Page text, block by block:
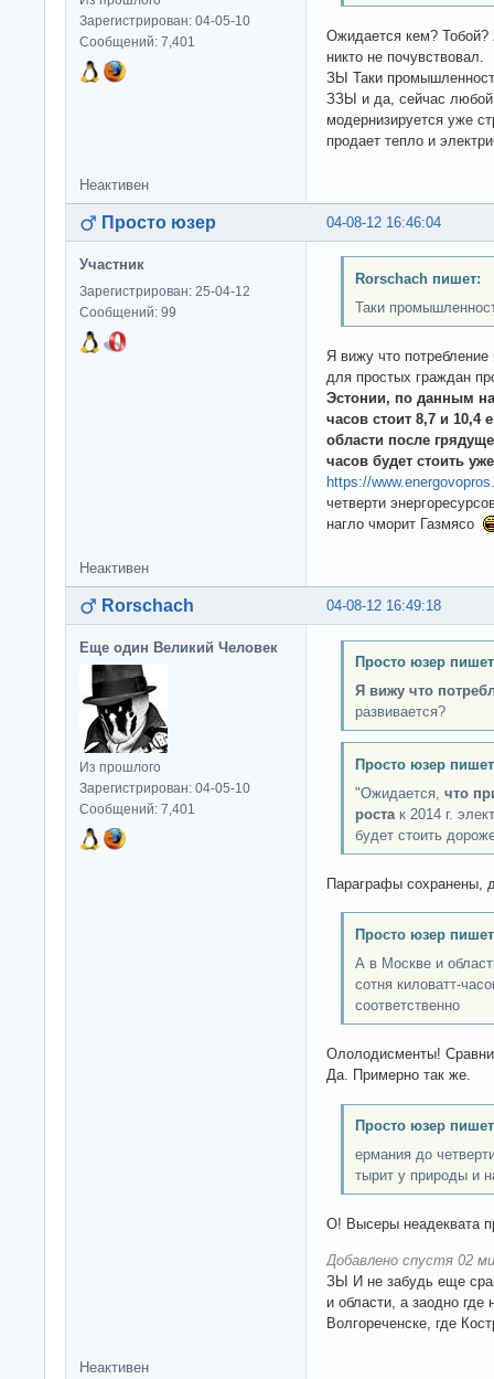
Зарегистрирован: 04-05-10
Сообщений: 7,401
Ожидается кем?
никто не почувствовал.
ЗЫ Таки
ЗЗЫ и да, сейчас любой
модернизируется уже
продает тепло и
Неактивен
04-08-12 16:46:04
Просто юзер
Участник
Зарегистрирован: 25-04-12
Сообщений: 99
Rorschach пишет:
Таки
Я вижу что потребление
для простых граждан
Эстонии, по данным
часов стоит 8,7 и 10,4
области после
часов будет стоить
https://
четверти
нагло чморит Газмясо
Неактивен
04-08-12 16:49:18
Rorschach
Еще один Великий Человек
Из прошлого
Зарегистрирован: 04-05-10
Сообщений: 7,401
Просто юзер
Я вижу что
развивается?
Просто юзер
"Ожидается, что
ростак 2014 г.
будет стоить
Параграфы сохранены,
Просто юзер
А в Москве и
сотня киловатт-
соответственно
Ололодисменты!
Да. Примерно так же.
Просто юзер
ермания до
тырит у природы и
О! Высеры неадеквата
Добавлено спустя 02
ЗЫ И не забудь еще
и области, а заодно
Волгореченске, где
Неактивен